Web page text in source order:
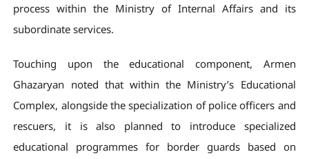
process within the Ministry of Internal Affairs and its
subordinate services.
Touching upon the educational component, Armen
Ghazaryan noted that within the Ministry’s Educational
Complex, alongside the specialization of police officers and
rescuers, it is also planned to introduce specialized
educational programmes for border guards based on